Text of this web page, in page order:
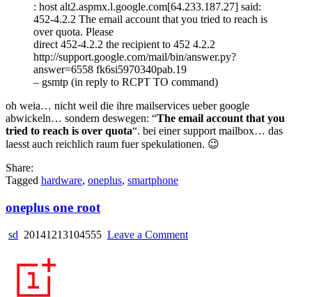
: host alt2.aspmx.l.google.com[64.233.187.27] said:
452-4.2.2 The email account that you tried to reach is
over quota. Please
direct 452-4.2.2 the recipient to 452 4.2.2
http://support.google.com/mail/bin/answer.py?
answer=6558 fk6si5970340pab.19
– gsmtp (in reply to RCPT TO command)
oh weia… nicht weil die ihre mailservices ueber google
abwickeln… sondern deswegen: “The email account that you
tried to reach is over quota“. bei einer support mailbox… das
laesst auch reichlich raum fuer spekulationen. 😉
Share:
Tagged hardware, oneplus, smartphone
oneplus one root
sd 20141213104555 Leave a Commenton